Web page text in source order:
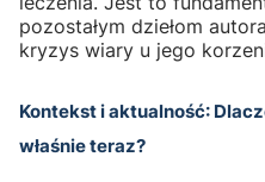
pozostałym dziełom
kryzys wiary u jego
Kontekst i aktualność:
właśnie teraz?